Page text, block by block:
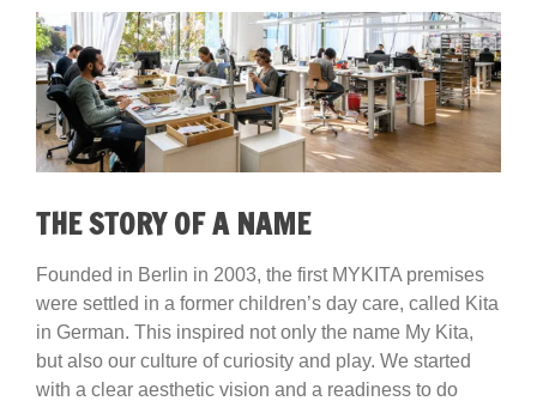
THE STORY OF A NAME
Founded in Berlin in 2003, the first MYKITA premises
were settled in a former children’s day care, called Kita
in German. This inspired not only the name My Kita,
but also our culture of curiosity and play. We started
with a clear aesthetic vision and a readiness to do